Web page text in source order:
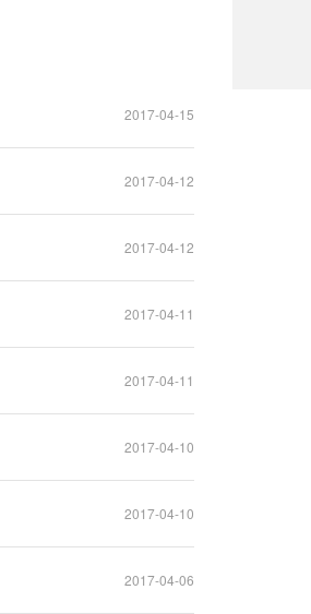
2017-04-15
2017-04-12
2017-04-12
2017-04-11
2017-04-11
2017-04-10
2017-04-10
2017-04-06